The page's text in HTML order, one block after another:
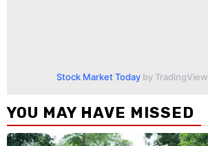
Stock Market Today by TradingView
YOU MAY HAVE MISSED